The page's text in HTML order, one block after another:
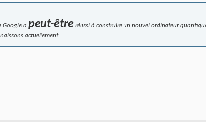
Google a peut-être réussi à construire un nouvel ordinateur
actuellement.